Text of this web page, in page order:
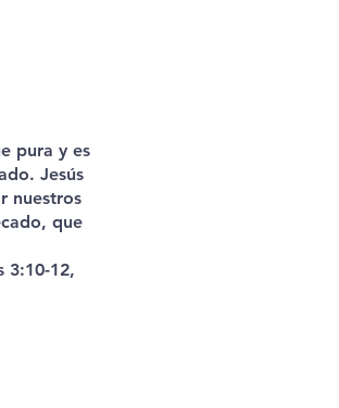
pura y es
Jesús
nuestros
que
3:10-12,